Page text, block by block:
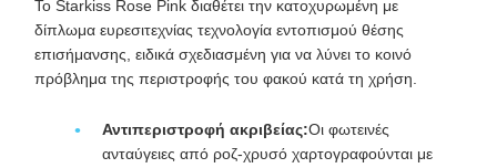
Το Starkiss Rose Pink διαθέτει την κατοχυρωμένη με
δίπλωμα ευρεσιτεχνίας τεχνολογία εντοπισμού θέσης
επισήμανσης, ειδικά σχεδιασμένη για να λύνει το κοινό
πρόβλημα της περιστροφής του φακού κατά τη χρήση.
Αντιπεριστροφή ακριβείας:Οι φωτεινές
ανταύγειες από ροζ-χρυσό χαρτογραφούνται με